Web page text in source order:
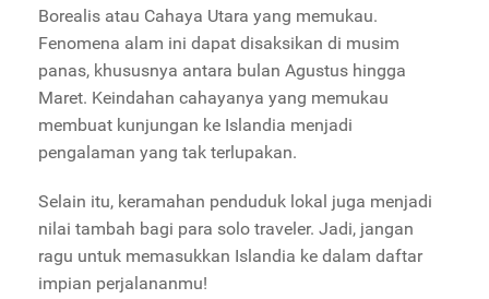
Borealis atau Cahaya Utara yang memukau.
Fenomena alam ini dapat disaksikan di musim
panas, khususnya antara bulan Agustus hingga
Maret. Keindahan cahayanya yang memukau
membuat kunjungan ke Islandia menjadi
pengalaman yang tak terlupakan.
Selain itu, keramahan penduduk lokal juga menjadi
nilai tambah bagi para solo traveler. Jadi, jangan
ragu untuk memasukkan Islandia ke dalam daftar
impian perjalananmu!